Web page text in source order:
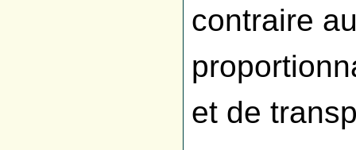
contraire
et de